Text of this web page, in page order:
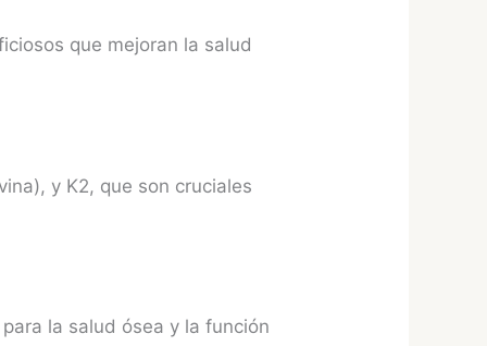
que mejoran la salud
y K2, que son cruciales
la salud ósea y la función